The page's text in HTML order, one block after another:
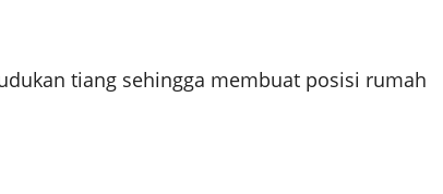
tiang sehingga membuat posisi rumah